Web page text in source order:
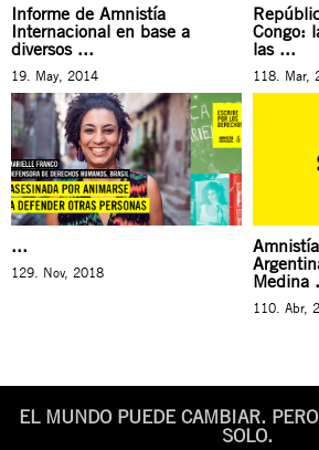
Informe de Amnistía
Internacional en base a
diversos ...
19. May, 2014
Congo:
las ...
118. Mar,
...
129. Nov, 2018
Medina
110. Abr,
EL MUNDO PUEDE CAMBIAR.
SOLO.